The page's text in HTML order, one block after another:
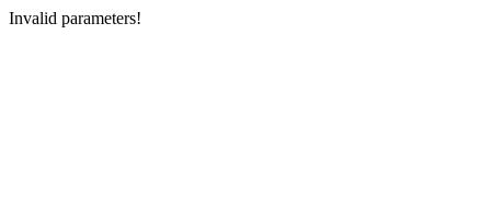
Invalid parameters!